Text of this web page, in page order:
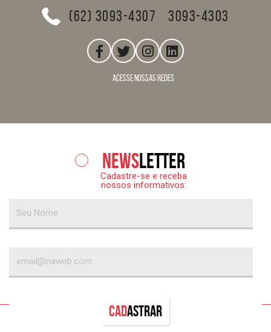
(62) 3093-4307 3093-4303
acesse nossas redes
Newsletter
Cadastre-se e receba
nossos informativos:
Cadastrar